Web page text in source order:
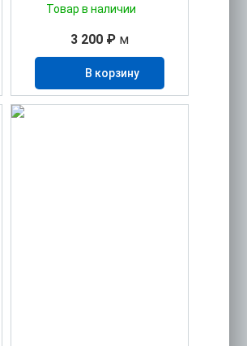
Товар в наличии
3 200 ₽ м
В корзину